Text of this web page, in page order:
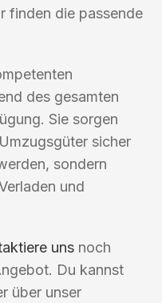
finden die passende
des gesamten
Sie sorgen
sicher
sondern
und
uns noch
Du kannst
über unser